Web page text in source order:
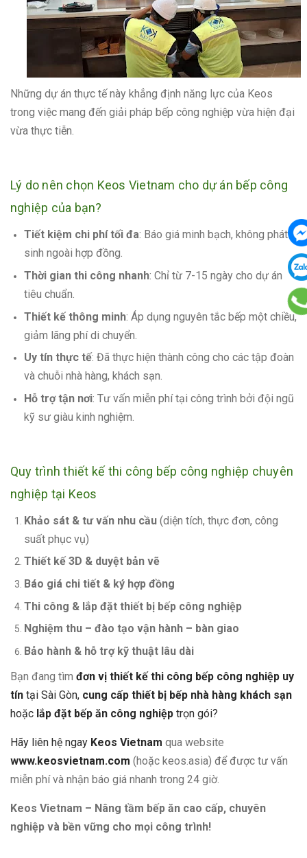
Những dự án thực tế này khẳng định năng lực của Keos
trong việc mang đến giải pháp bếp công nghiệp vừa hiện đại
vừa thực tiễn.
Lý do nên chọn Keos Vietnam cho dự án bếp công
nghiệp của bạn?
Tiết kiệm chi phí tối đa: Báo giá minh bạch, không phát
sinh ngoài hợp đồng.
Thời gian thi công nhanh: Chỉ từ 7-15 ngày cho dự án
tiêu chuẩn.
Thiết kế thông minh: Áp dụng nguyên tắc bếp một chiều,
giảm lãng phí di chuyển.
Uy tín thực tế: Đã thực hiện thành công cho các tập đoàn
và chuỗi nhà hàng, khách sạn.
Hỗ trợ tận nơi: Tư vấn miễn phí tại công trình bởi đội ngũ
kỹ sư giàu kinh nghiệm.
Quy trình thiết kế thi công bếp công nghiệp chuyên
nghiệp tại Keos
Khảo sát & tư vấn nhu cầu (diện tích, thực đơn, công
suất phục vụ)
Thiết kế 3D & duyệt bản vẽ
Báo giá chi tiết & ký hợp đồng
Thi công & lắp đặt thiết bị bếp công nghiệp
Nghiệm thu – đào tạo vận hành – bàn giao
Bảo hành & hỗ trợ kỹ thuật lâu dài
Bạn đang tìm đơn vị thiết kế thi công bếp công nghiệp uy
tín tại Sài Gòn, cung cấp thiết bị bếp nhà hàng khách sạn
hoặc lắp đặt bếp ăn công nghiệp trọn gói?
Hãy liên hệ ngay Keos Vietnam qua website
www.keosvietnam.com (hoặc keos.asia) để được tư vấn
miễn phí và nhận báo giá nhanh trong 24 giờ.
Keos Vietnam – Nâng tầm bếp ăn cao cấp, chuyên
nghiệp và bền vững cho mọi công trình!